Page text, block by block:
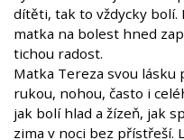
dítěti, tak to vždycky bolí.
matka na bolest hned
tichou radost.
Matka Tereza svou
rukou, nohou, často i
jak bolí hlad a žízeň, jak
zima v noci bez přístřeší.